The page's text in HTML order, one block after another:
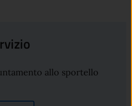
allo sportello